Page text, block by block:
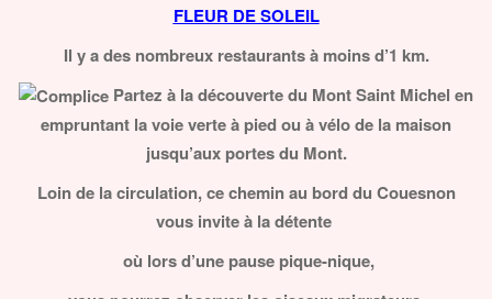
FLEUR DE SOLEIL
Il y a des nombreux restaurants à moins d’1 km.
Partez à la découverte du Mont Saint Michel en
empruntant la voie verte à pied ou à vélo de la maison
jusqu’aux portes du Mont.
Loin de la circulation, ce chemin au bord du Couesnon
vous invite à la détente
où lors d’une pause pique-nique,